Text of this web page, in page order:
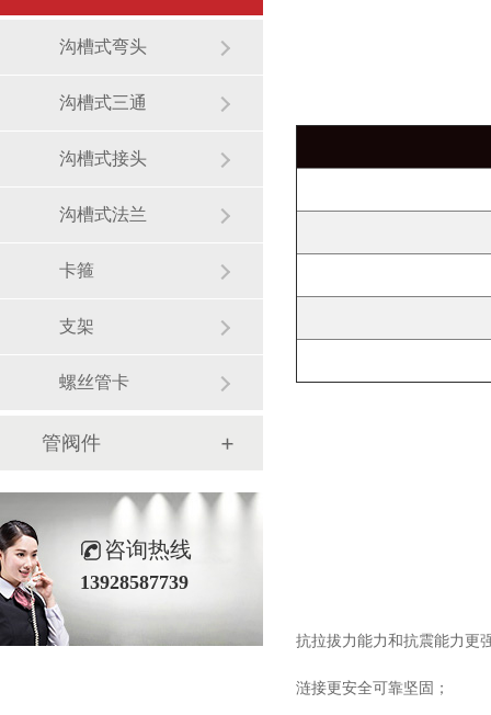
沟槽式弯头
沟槽式三通
沟槽式接头
沟槽式法兰
卡箍
支架
螺丝管卡
管阀件
咨询热线
13928587739
抗拉拔力能力
涟接更安全可靠坚固；